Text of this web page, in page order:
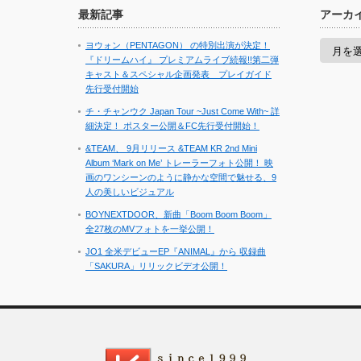
最新記事
ヨウォン（PENTAGON） の特別出演が決定！
『ドリームハイ』 プレミアムライブ続報!!第二弾
キャスト＆スペシャル企画発表 プレイガイド
先行受付開始
チ・チャンウク Japan Tour ~Just Come With~ 詳
細決定！ ポスター公開＆FC先行受付開始！
&TEAM、 9月リリース &TEAM KR 2nd Mini
Album ‘Mark on Me’ トレーラーフォト公開！ 映
画のワンシーンのように静かな空間で魅せる、9
人の美しいビジュアル
BOYNEXTDOOR、新曲「Boom Boom Boom」
全27枚のMVフォトを一挙公開！
JO1 全米デビューEP『ANIMAL』から 収録曲
「SAKURA」リリックビデオ公開！
アーカ
ア